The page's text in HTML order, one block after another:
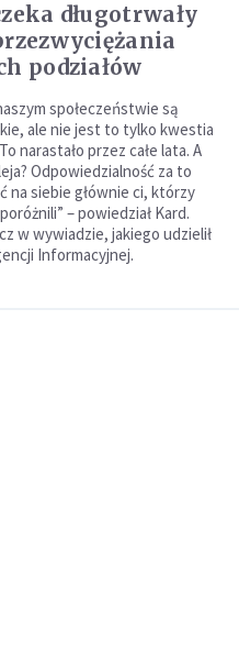
długotrwały
podziałów
społeczeństwie są
ale nie jest to tylko kwestia
narastało przez całe lata. A
Odpowiedzialność za to
na siebie głównie ci, którzy
– powiedział Kard.
w wywiadzie, jakiego udzielił
Informacyjnej.